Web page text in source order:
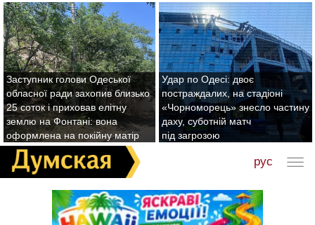
Заступник голови Одеської
обласної ради захопив близько
25 соток і приховав елітну
землю на Фонтані: вона
оформлена на покійну матір
Удар по Одесі: двоє
постраждалих, на стадіоні
«Чорноморець» знесло частину
даху, суботній матч
під загрозою
рус